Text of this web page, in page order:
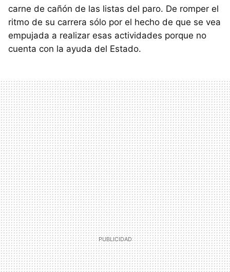
carne de cañón de las listas del paro. De romper el
ritmo de su carrera sólo por el hecho de que se vea
empujada a realizar esas actividades porque no
cuenta con la ayuda del Estado.